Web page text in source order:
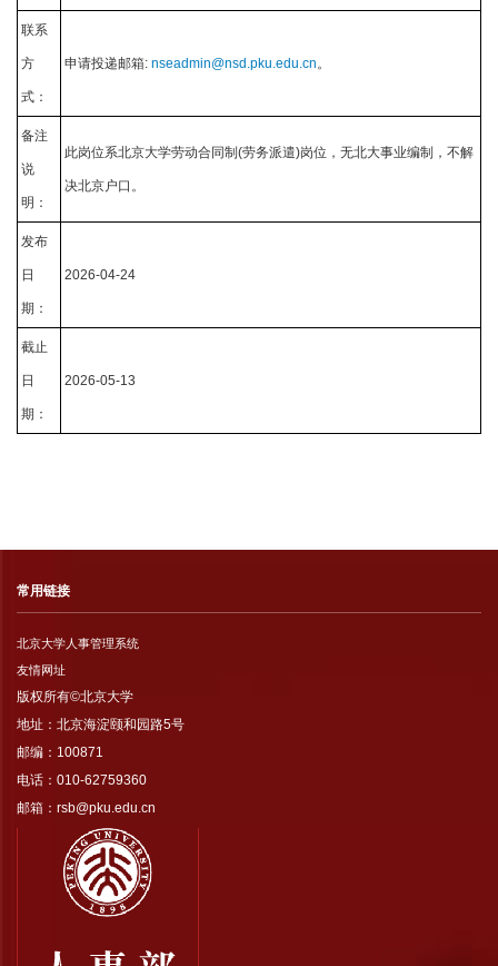
联系
方
式：
申请投递邮箱: nseadmin@nsd.pku.edu.cn。
备注
说
明：
此岗位系北京大学劳动合同制(劳务派遣)岗位，无北大事业编制，不解
决北京户口。
发布
日
期：
2026-04-24
截止
日
期：
2026-05-13
常用链接
北京大学人事管理系统
友情网址
版权所有©北京大学
地址：北京海淀颐和园路5号
邮编：100871
电话：010-62759360
邮箱：rsb@pku.edu.cn